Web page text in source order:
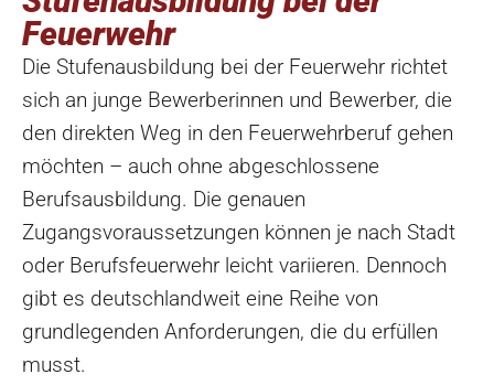
Feuerwehr
Die Stufenausbildung bei der Feuerwehr richtet
sich an junge Bewerberinnen und Bewerber, die
den direkten Weg in den Feuerwehrberuf gehen
möchten – auch ohne abgeschlossene
Berufsausbildung. Die genauen
Zugangsvoraussetzungen können je nach Stadt
oder Berufsfeuerwehr leicht variieren. Dennoch
gibt es deutschlandweit eine Reihe von
grundlegenden Anforderungen, die du erfüllen
musst.